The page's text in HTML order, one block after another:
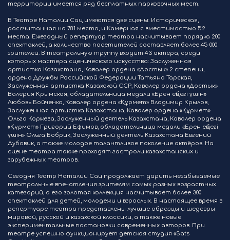
территории имеется ряд бесплатных парковочных мест.
В Театре Наталии Сац имеются две сцены: Историческая,
рассчитанная на 781 место, и Камерная с вместимостью 52
места. Ежегодный репертуар театра насчитывает порядка 200
спектаклей, а количество посетителей составляет более 45 000
зрителей. В театральную труппу входит 43 актёра, среди
которых мастера сценического искусства: Заслуженная
артистка Казахстана, Кавалер ордена «Достык» 2 степени,
ордена Дружбы Российской Федерации Татьяна Тарская,
Заслуженная артистка Казахской ССР, Кавалер ордена «Достык»
Валерия Крымская, обладательница медали «Ерен еңбегі үшін»
Любовь Бойченко, Кавалер ордена «Құрмет» Владимир Крылов,
Заслуженная артистка Казахстана, Кавалер ордена «Құрмет»
Ольга Коржева, Заслуженный деятель Казахстана, Кавалер ордена
«Құрмет» Григорий Ефимов, обладательница медали «Ерен еңбегі
үшін» Ольга Бобрик, Заслуженный деятель Казахстана Евгений
Дубовик, а также молодое талантливое поколение актёров. На
сцене театра также проходят гастроли казахстанских и
зарубежных театров.
Сегодня Театр Наталии Сац продолжает дарить незабываемые
театральные впечатления зрителям самых разных возрастных
категорий, а его золотая коллекция насчитывает более 300
спектаклей для детей, молодежи и взрослых. В настоящее время в
репертуаре театра представлены лучшие образцы и шедевры
мировой, русской и казахской классики, а также новые
экспериментальные постановки современных авторов. При
театре успешно функционирует детская студия «Sats